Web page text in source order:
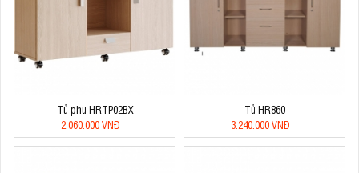
Tủ phụ HRTP02BX
2.060.000 VNĐ
Tủ HR860
3.240.000 VNĐ